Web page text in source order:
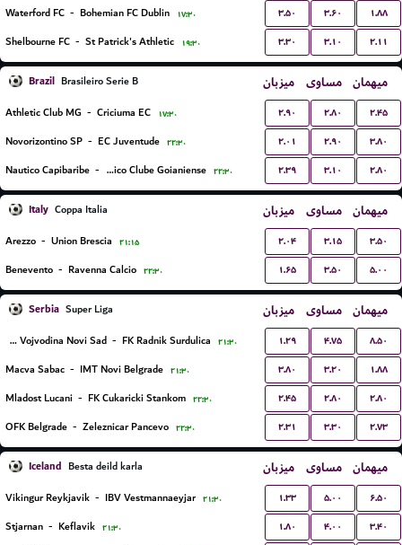
Waterford FC - Bohemian FC Dublin ۱۷:۳۰ ۳.۵۰ ۳.۶۰ ۱.۸۸
Shelbourne FC - St Patrick's Athletic ۱۹:۳۰ ۳.۳۰ ۳.۱۰ ۲.۱۱
Brazil Brasileiro Serie B میزبان مساوی میهمان
Athletic Club MG - Criciuma EC ۱۷:۳۰ ۲.۹۰ ۲.۸۰ ۲.۴۵
Novorizontino SP - EC Juventude ۲۲:۳۰ ۲.۰۱ ۲.۹۰ ۳.۸۰
Nautico Capibaribe - Atletico Clube Goianiense ۲۲:۳۰ ۲.۳۹ ۳.۱۰ ۲.۸۰
Italy Coppa Italia میزبان مساوی میهمان
Arezzo - Union Brescia ۲۱:۱۵ ۲.۰۴ ۳.۱۵ ۳.۵۰
Benevento - Ravenna Calcio ۲۲:۳۰ ۱.۶۵ ۳.۵۰ ۵.۰۰
Serbia Super Liga میزبان مساوی میهمان
FK Vojvodina Novi Sad - FK Radnik Surdulica ۲۱:۳۰ ۱.۲۹ ۴.۷۵ ۸.۵۰
Macva Sabac - IMT Novi Belgrade ۲۱:۳۰ ۳.۸۰ ۳.۲۰ ۱.۸۸
Mladost Lucani - FK Cukaricki Stankom ۲۲:۳۰ ۲.۴۵ ۲.۸۰ ۲.۸۰
OFK Belgrade - Zeleznicar Pancevo ۲۲:۳۰ ۲.۳۱ ۳.۳۰ ۲.۷۳
Iceland Besta deild karla میزبان مساوی میهمان
Vikingur Reykjavik - IBV Vestmannaeyjar ۲۱:۳۰ ۱.۳۳ ۵.۰۰ ۶.۵۰
Stjarnan - Keflavik ۲۱:۳۰ ۱.۸۰ ۴.۰۰ ۳.۴۰